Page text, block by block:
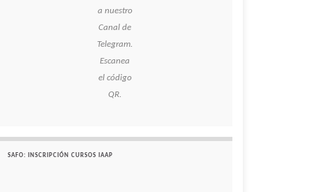
a nuestro
Canal de
Telegram.
Escanea
el código
QR.
SAFO: INSCRIPCIÓN CURSOS IAAP